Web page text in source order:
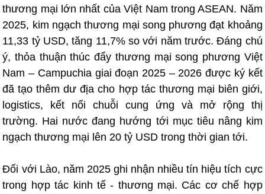
thương mại lớn nhất của Việt Nam trong ASEAN. Năm
2025, kim ngạch thương mại song phương đạt khoảng
11,33 tỷ USD, tăng 11,7% so với năm trước. Đáng chú
ý, thỏa thuận thúc đẩy thương mại song phương Việt
Nam – Campuchia giai đoạn 2025 – 2026 được ký kết
đã tạo thêm dư địa cho hợp tác thương mại biên giới,
logistics, kết nối chuỗi cung ứng và mở rộng thị
trường. Hai nước đang hướng tới mục tiêu nâng kim
ngạch thương mại lên 20 tỷ USD trong thời gian tới.
Đối với Lào, năm 2025 ghi nhận nhiều tín hiệu tích cực
trong hợp tác kinh tế - thương mại. Các cơ chế hợp